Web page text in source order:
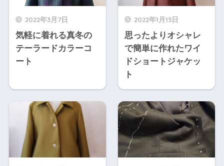
2022年3月7日
気軽に着れる真冬の
テーラードカラーコ
ート
2022年1月13日
思ったよりオシャレ
で簡単に作れたワイ
ドショートジャケッ
ト